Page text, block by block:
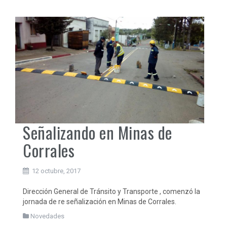
Señalizando en Minas de
Corrales
12 octubre, 2017
Dirección General de Tránsito y Transporte , comenzó la
jornada de re señalización en Minas de Corrales.
Novedades